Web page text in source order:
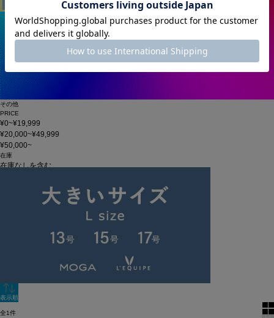
その他
PRICE
¥0~¥19,999
¥20,000~¥49,999
¥50,000~
在庫
在庫なしを含む
表示順
全1件